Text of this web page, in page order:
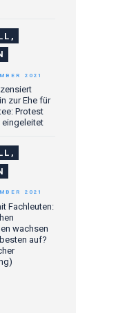
zur Ehe für
Protest
eingeleitet
2021
Fachleuten:
wachsen
auf?
2021